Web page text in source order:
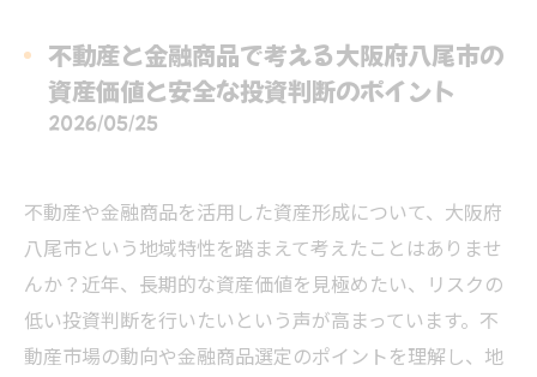
不動産と金融商品で考える大阪府八尾市の
資産価値と安全な投資判断のポイント
2026/05/25
不動産や金融商品を活用した資産形成について、大阪府
八尾市という地域特性を踏まえて考えたことはありませ
んか？近年、長期的な資産価値を見極めたい、リスクの
低い投資判断を行いたいという声が高まっています。不
動産市場の動向や金融商品選定のポイントを理解し、地